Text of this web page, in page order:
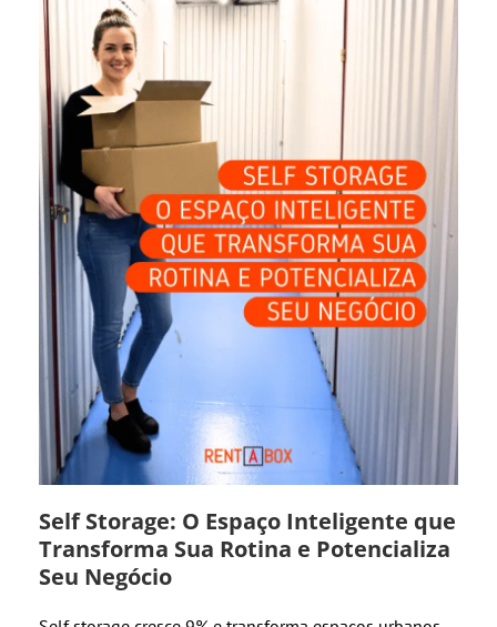
Self Storage: O Espaço Inteligente que
Transforma Sua Rotina e Potencializa
Seu Negócio